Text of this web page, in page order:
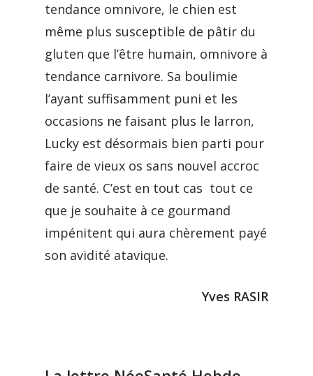
tendance omnivore, le chien est
même plus susceptible de pâtir du
gluten que l’être humain, omnivore à
tendance carnivore. Sa boulimie
l’ayant suffisamment puni et les
occasions ne faisant plus le larron,
Lucky est désormais bien parti pour
faire de vieux os sans nouvel accroc
de santé. C’est en tout cas tout ce
que je souhaite à ce gourmand
impénitent qui aura chèrement payé
son avidité atavique.
Yves RASIR